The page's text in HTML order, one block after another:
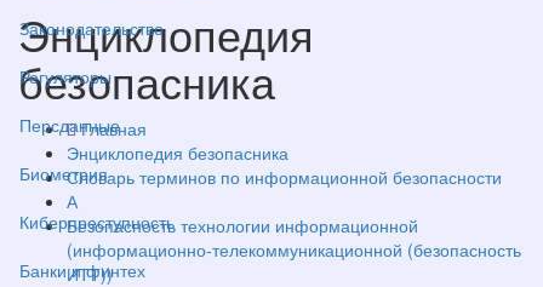
Законодательство
Регуляторы
Персданные
Биометрия
Киберпреступность
Банки и финтех
Энциклопедия
безопасника
Главная
Энциклопедия безопасника
Словарь терминов по информационной безопасности
А
Безопасность технологии информационной
(информационно-телекоммуникационной (безопасность
ИТТ))